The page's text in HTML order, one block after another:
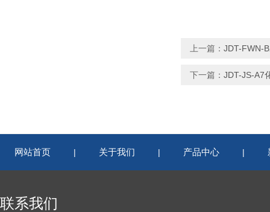
上一篇： JDT-FWN-
下一篇： JDT-JS-A7
网站首页 | 关于我们 | 产品中心 |
联系我们